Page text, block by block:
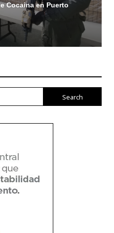
Cocaina en Puerto
Search